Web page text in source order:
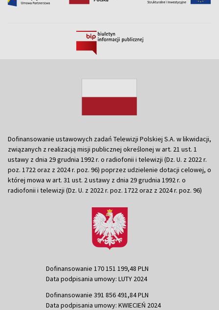
Dofinansowanie ustawowych zadań Telewizji Polskiej S.A. w likwidacji,
związanych z realizacją misji publicznej określonej w art. 21 ust. 1
ustawy z dnia 29 grudnia 1992 r. o radiofonii i telewizji (Dz. U. z 2022 r.
poz. 1722 oraz z 2024 r. poz. 96) poprzez udzielenie dotacji celowej, o
której mowa w art. 31 ust. 2 ustawy z dnia 29 grudnia 1992 r. o
radiofonii i telewizji (Dz. U. z 2022 r. poz. 1722 oraz z 2024 r. poz. 96)
Dofinansowanie 170 151 199,48 PLN
Data podpisania umowy: LUTY 2024
Dofinansowanie 391 856 491,84 PLN
Data podpisania umowy: KWIECIEŃ 2024